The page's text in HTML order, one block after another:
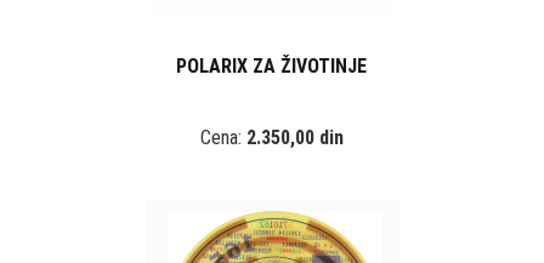
POLARIX ZA ŽIVOTINJE
Cena: 2.350,00 din